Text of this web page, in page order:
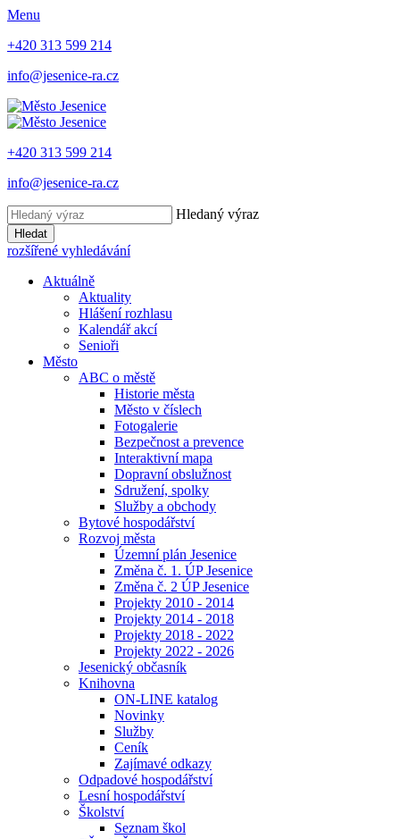
Menu
+420 313 599 214
info@jesenice-ra.cz
+420 313 599 214
info@jesenice-ra.cz
Hledaný výraz
Hledat
rozšířené vyhledávání
Aktuálně
Aktuality
Hlášení rozhlasu
Kalendář akcí
Senioři
Město
ABC o městě
Historie města
Město v číslech
Fotogalerie
Bezpečnost a prevence
Interaktivní mapa
Dopravní obslužnost
Sdružení, spolky
Služby a obchody
Bytové hospodářství
Rozvoj města
Územní plán Jesenice
Změna č. 1. ÚP Jesenice
Změna č. 2 ÚP Jesenice
Projekty 2010 - 2014
Projekty 2014 - 2018
Projekty 2018 - 2022
Projekty 2022 - 2026
Jesenický občasník
Knihovna
ON-LINE katalog
Novinky
Služby
Ceník
Zajímavé odkazy
Odpadové hospodářství
Lesní hospodářství
Školství
Seznam škol